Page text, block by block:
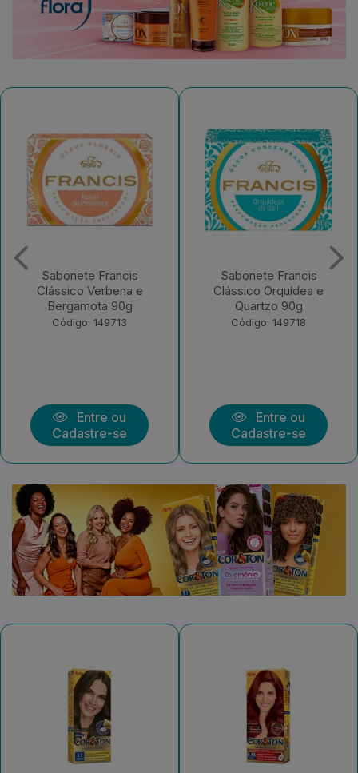
Sabonete Francis
Clássico Orquídea e
Quartzo 90g
Código: 149718
Entre ou
Cadastre-se
Desodorante Aerossol
Francis Men Active
Código: 182965
Entre ou
Cadastre-se